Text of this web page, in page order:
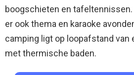
boogschieten en
er ook thema en karaoke
camping ligt op loopafstand van
met thermische baden.